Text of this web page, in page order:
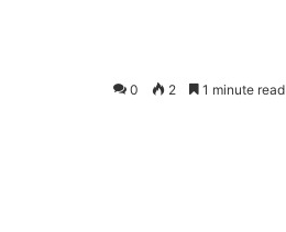
0 2 1 minute read